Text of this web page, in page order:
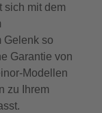
sich mit dem
Gelenk so
Garantie von
Modellen
zu Ihrem